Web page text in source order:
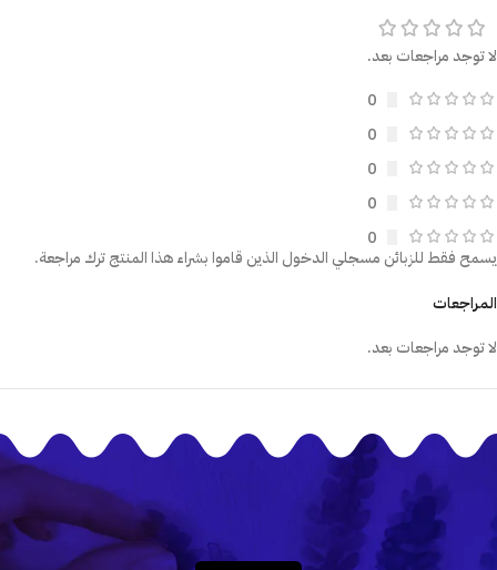
لا توجد مراجعات بعد.
0
0
0
0
0
المراجعات
لا توجد مراجعات بعد.
يسمح فقط للزبائن مسجلي الدخول الذين قاموا بشراء هذا المنتج ترك مراجعة.